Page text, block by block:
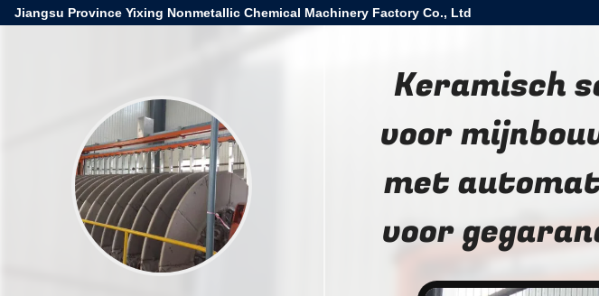
Jiangsu Province Yixing Nonmetallic Chemical Machinery Factory Co., Ltd
Keramisch
voor
met
voor